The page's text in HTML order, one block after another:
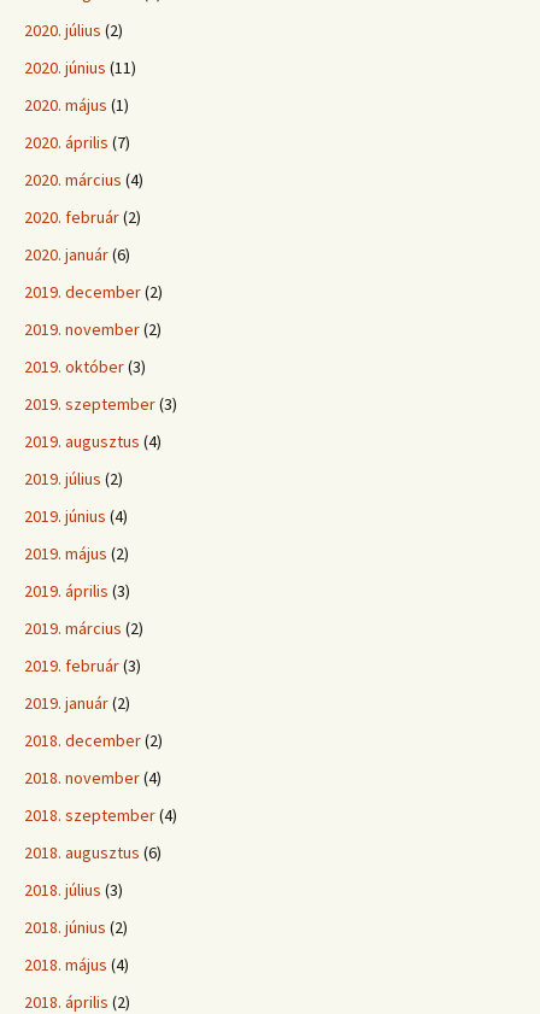
2020. július (2)
2020. június (11)
2020. május (1)
2020. április (7)
2020. március (4)
2020. február(2)
2020. január(6)
2019. december(2)
2019. november(2)
2019. október(3)
2019. szeptember(3)
2019. augusztus (4)
2019. július (2)
2019. június (4)
2019. május (2)
2019. április (3)
2019. március (2)
2019. február(3)
2019. január(2)
2018. december(2)
2018. november(4)
2018. szeptember(4)
2018. augusztus (6)
2018. július (3)
2018. június (2)
2018. május (4)
2018. április (2)